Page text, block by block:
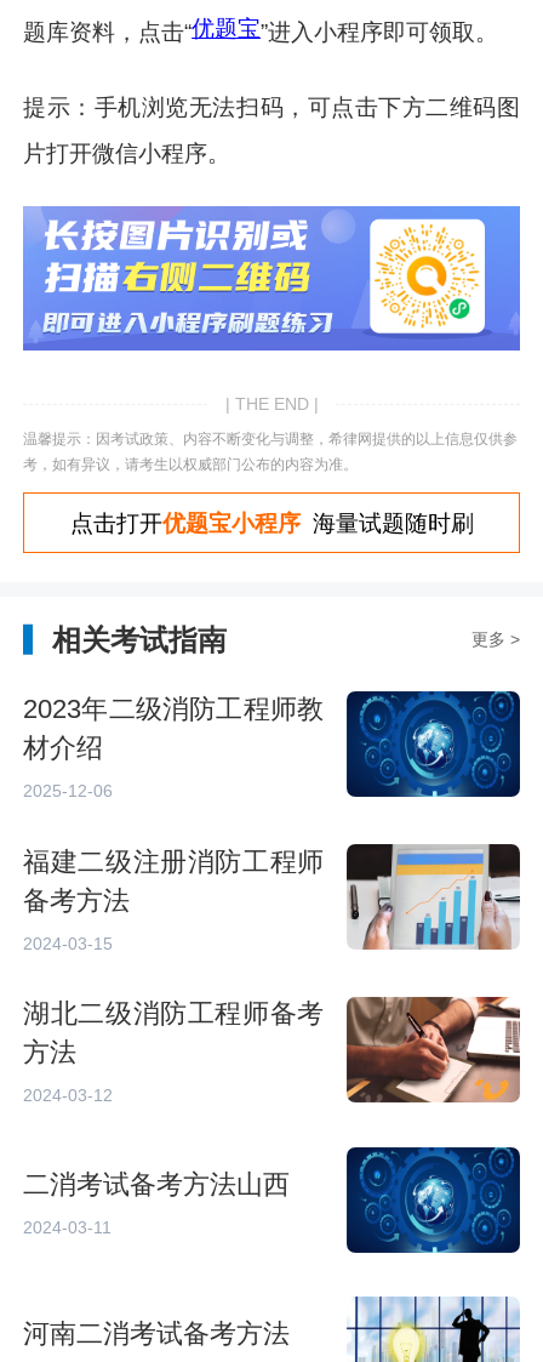
题库资料，点击“优题宝”进入小程序即可领取。
提示：手机浏览无法扫码，可点击下方二维码图
片打开微信小程序。
| THE END |
温馨提示：因考试政策、内容不断变化与调整，希律网提供的以上信息仅供参
考，如有异议，请考生以权威部门公布的内容为准。
点击打开优题宝小程序海量试题随时刷
相关考试指南 更多 >
2023年二级消防工程师教
材介绍
2025-12-06
福建二级注册消防工程师
备考方法
2024-03-15
湖北二级消防工程师备考
方法
2024-03-12
二消考试备考方法山西
2024-03-11
河南二消考试备考方法